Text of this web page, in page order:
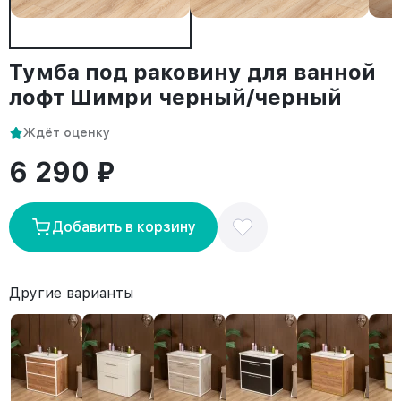
Тумба под раковину для ванной
лофт Шимри черный/черный
Ждёт оценку
6 290 ₽
Добавить в корзину
Другие варианты